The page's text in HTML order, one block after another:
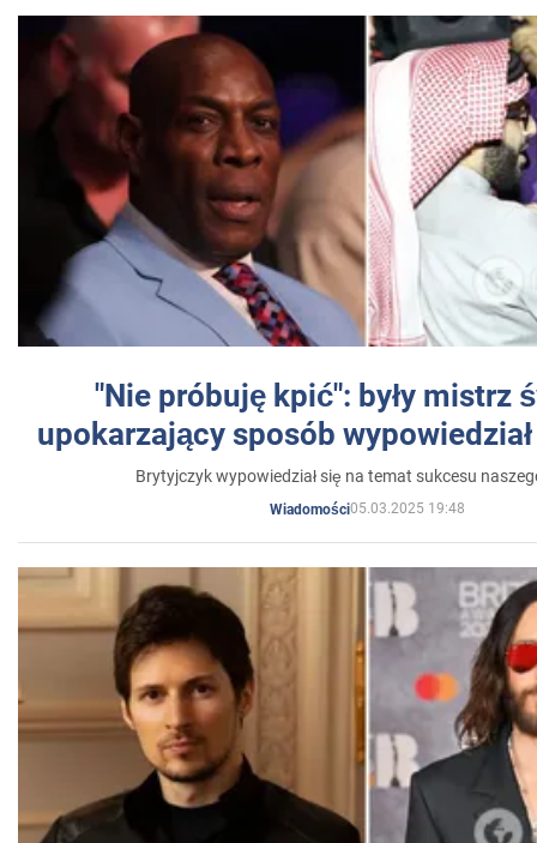
"Nie próbuję kpić": były mistrz
upokarzający sposób
Brytyjczyk wypowiedział się na temat sukcesu
Wiadomości05.03.2025 19:48